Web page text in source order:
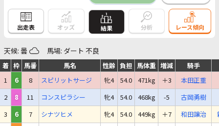
出走表 オッズ 結果 分析 レース傾向
天候: 曇 馬場: ダート 不良
着 枠 馬番 馬名 性齢 負担 馬体重 増減
騎手
1
6 8 スピリットサージ 牝4 54.0 471kg ＋3
本田正重
2
8 11 コンスピラシー 牝4 54.0 468kg -5
古岡勇樹
3
6 7 シナツヒメ 牝4 54.0 449kg ＋7 和田譲治